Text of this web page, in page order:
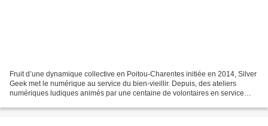
Fruit d’une dynamique collective en Poitou-Charentes initiée en 2014, Silver
Geek met le numérique au service du bien-vieillir. Depuis, des ateliers
numériques ludiques animés par une centaine de volontaires en service